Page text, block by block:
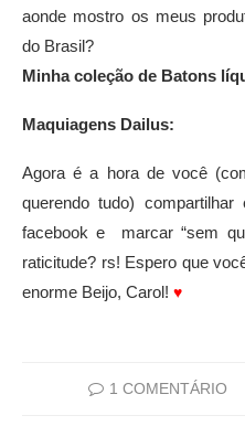
aonde mostro os meus
do Brasil?
Minha coleção de Batons
Maquiagens Dailus:
Agora é a hora de você
querendo tudo)
facebook e marcar “sem
raticitude? rs! Espero que
enorme Beijo, Carol! ♥
1 COMENTÁRIO